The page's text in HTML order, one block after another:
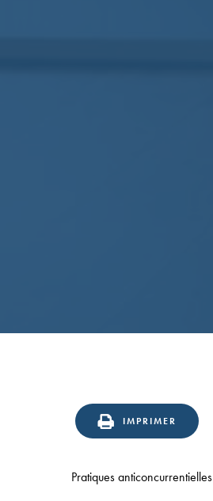
IMPRIMER
Pratiques anticoncurrentielles